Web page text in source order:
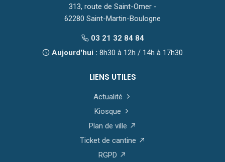
313, route de Saint-Omer -
62280 Saint-Martin-Boulogne
03 21 32 84 84
Aujourd'hui : 8h30 à 12h / 14h à 17h30
LIENS UTILES
Actualité
Kiosque
Plan de ville
Ticket de cantine
RGPD